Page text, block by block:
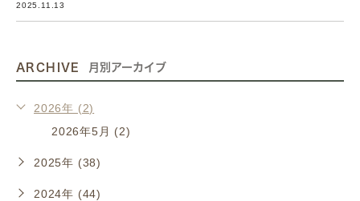
2025.11.13
ARCHIVE 月別アーカイブ
2026年 (2)
2026年5月 (2)
2025年 (38)
2024年 (44)